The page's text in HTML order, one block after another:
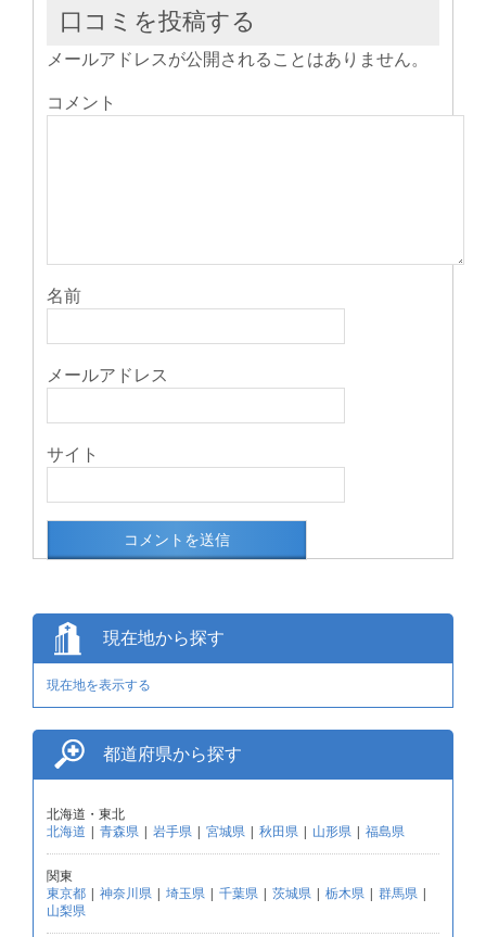
ウ
で
き
ま
口コミを投稿する
メールアドレスが公開されることはありません。
コメント
名前
メールアドレス
サイト
現在地から探す
現在地を表示する
都道府県から探す
北海道・東北
北海道 | 青森県 | 岩手県 | 宮城県 | 秋田県 | 山形県 | 福島県
関東
東京都 | 神奈川県 | 埼玉県 | 千葉県 | 茨城県 | 栃木県 | 群馬県 |
山梨県